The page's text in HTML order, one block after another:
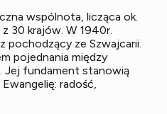
wspólnota, licząca ok.
30 krajów. W 1940r.
pochodzący ze Szwajcarii.
pojednania między
Jej fundament stanowią
radość,